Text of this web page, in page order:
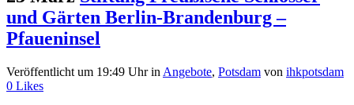
und Gärten Berlin-Brandenburg –
Pfaueninsel
Veröffentlicht um 19:49 Uhrin Angebote, Potsdam von ihkpotsdam
0 Likes